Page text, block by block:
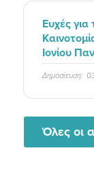
Ευχές
Ιονίου
Δημοσίευση:
Όλες οι